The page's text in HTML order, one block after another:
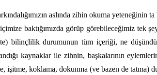
aslında zihin okuma yeteneğinin
baktığımızda görüp görebileceğimiz tek
bilinçlilik durumunun tüm içeriği, ne
kaynaklar ile zihnin, başkalarının
işitme, koklama, dokunma (ve bazen de tatma)